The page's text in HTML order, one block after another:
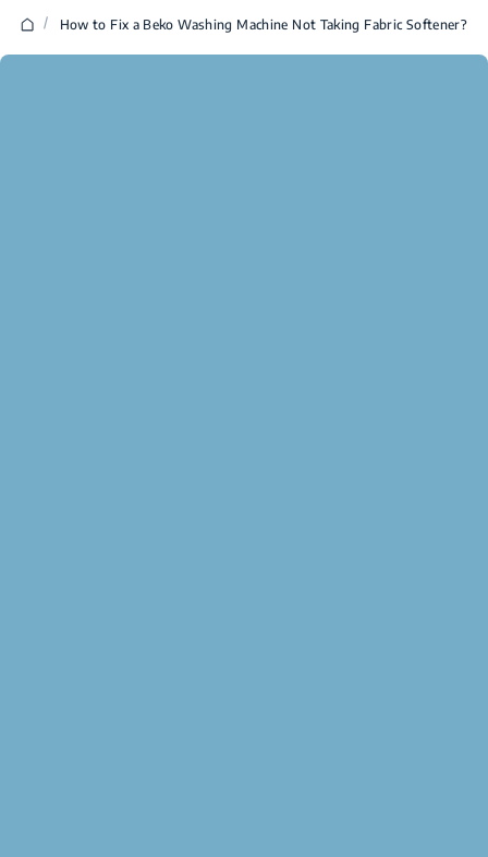
/ How to Fix a Beko Washing Machine Not Taking Fabric Softener?